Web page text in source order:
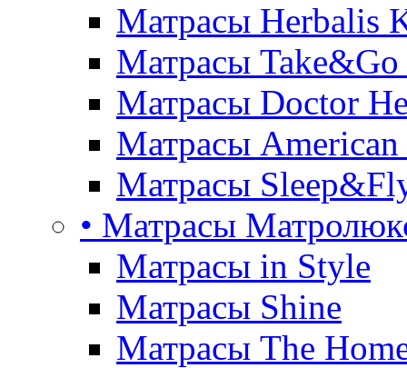
Матрасы Herbalis
Матрасы Take&Go
Матрасы Doctor
Матрасы American
Матрасы
• Матрасы
Матрасы in Style
Матрасы Shine
Матрасы The